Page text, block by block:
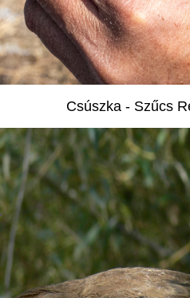
Csúszka - Szűcs